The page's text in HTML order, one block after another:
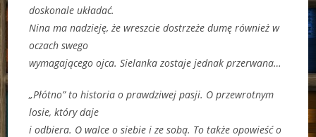
doskonale układać.
Nina ma nadzieję, że wreszcie dostrzeże dumę również w
oczach swego
wymagającego ojca. Sielanka zostaje jednak przerwana…
„Płótno” to historia o prawdziwej pasji. O przewrotnym
losie, który daje
i odbiera. O walce o siebie i ze sobą. To także opowieść o